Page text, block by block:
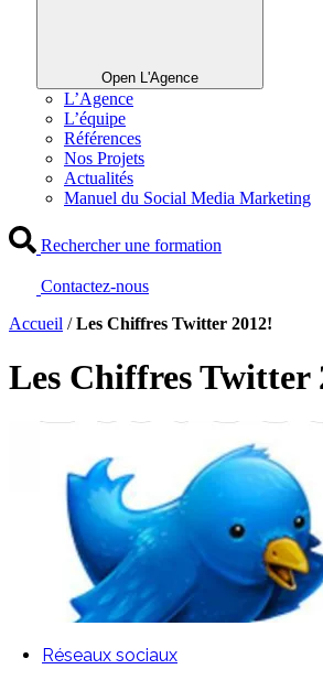
Open L'Agence
L’Agence
L’équipe
Références
Nos Projets
Actualités
Manuel du Social Media Marketing
Rechercher une formation
Contactez-nous
Accueil /Les Chiffres Twitter 2012!
Les Chiffres Twitter
Réseaux sociaux